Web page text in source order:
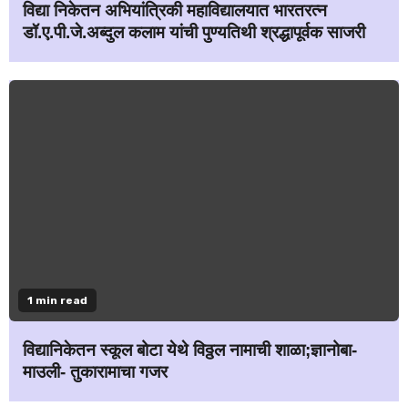
विद्या निकेतन अभियांत्रिकी महाविद्यालयात भारतरत्न
डॉ.ए.पी.जे.अब्दुल कलाम यांची पुण्यतिथी श्रद्धापूर्वक साजरी
1 min read
विद्यानिकेतन स्कूल बोटा येथे विठ्ठल नामाची शाळा;ज्ञानोबा-
माउली- तुकारामाचा गजर